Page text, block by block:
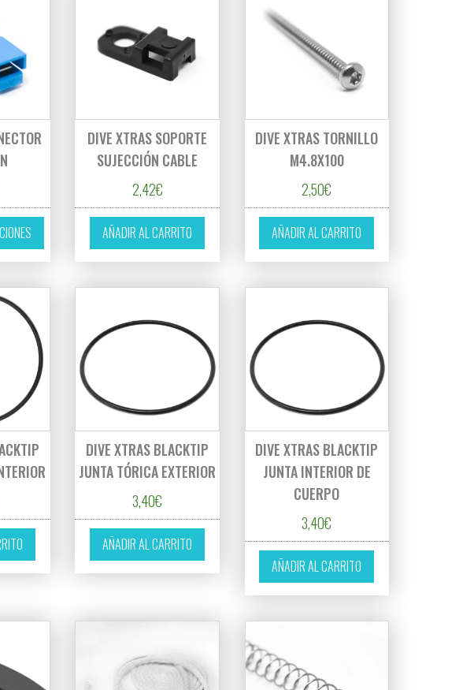
Este producto tiene múltiples variantes. Las opciones se pueden elegir en la página de producto
DIVE XTRAS SOPORTE
SUJECCIÓN CABLE
2,42€
AÑADIR AL CARRITO
DIVE XTRAS TORNILLO
M4.8X100
2,50€
AÑADIR AL CARRITO
DIVE XTRAS BLACKTIP
JUNTA TÓRICA EXTERIOR
3,40€
AÑADIR AL CARRITO
DIVE XTRAS BLACKTIP
JUNTA INTERIOR DE
CUERPO
3,40€
AÑADIR AL CARRITO